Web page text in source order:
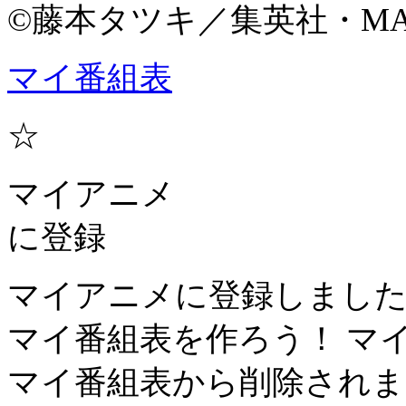
©藤本タツキ／集英社・
マイ番組表
☆
マイアニメ
に登録
マイアニメに登録しまし
マイ番組表を作ろう！
マ
マイ番組表から削除され